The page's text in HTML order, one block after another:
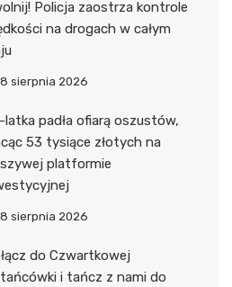
Policja zaostrza kontrole
na drogach w całym
8 sierpnia 2026
latka padła ofiarą oszustów,
53 tysiące złotych na
platformie
8 sierpnia 2026
do Czwartkowej
i tańcz z nami do